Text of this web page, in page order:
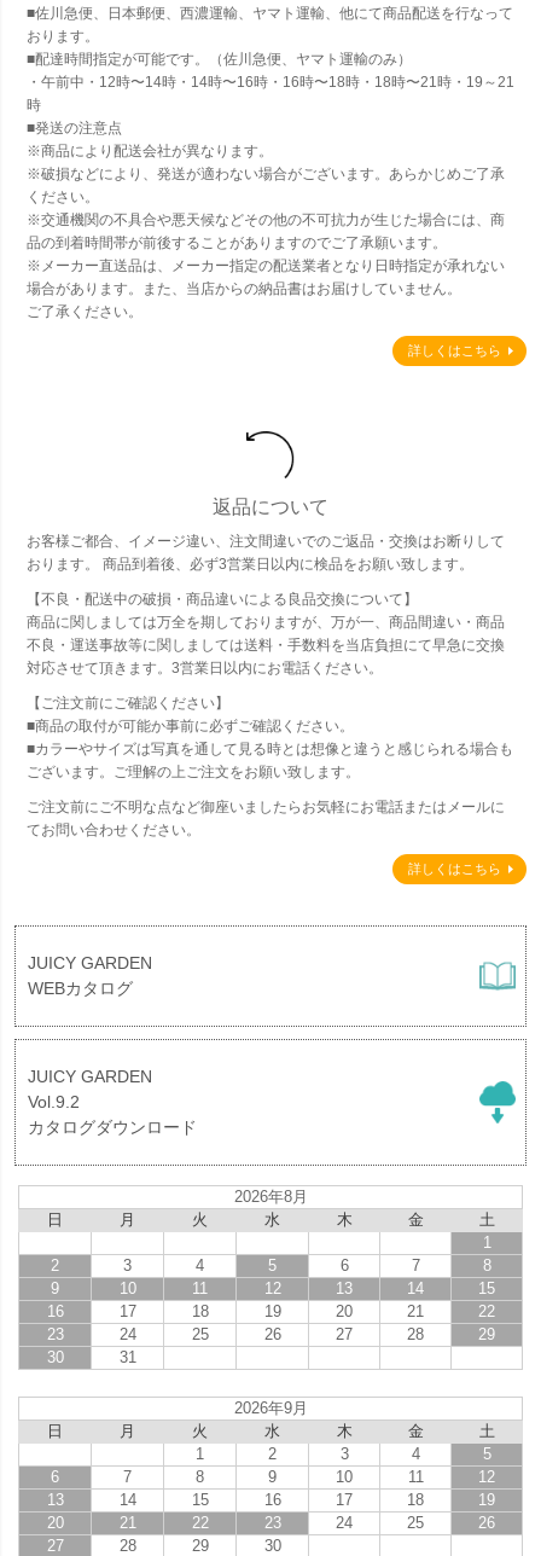
■佐川急便、日本郵便、西濃運輸、ヤマト運輸、他にて商品配送を行なって
おります。
■配達時間指定が可能です。（佐川急便、ヤマト運輸のみ）
・午前中・12時〜14時・14時〜16時・16時〜18時・18時〜21時・19～21
時
■発送の注意点
※商品により配送会社が異なります。
※破損などにより、発送が適わない場合がございます。あらかじめご了承
ください。
※交通機関の不具合や悪天候などその他の不可抗力が生じた場合には、商
品の到着時間帯が前後することがありますのでご了承願います。
※メーカー直送品は、メーカー指定の配送業者となり日時指定が承れない
場合があります。また、当店からの納品書はお届けしていません。
ご了承ください。
詳しくはこちら
返品について
お客様ご都合、イメージ違い、注文間違いでのご返品・交換はお断りして
おります。 商品到着後、必ず3営業日以内に検品をお願い致します。
【不良・配送中の破損・商品違いによる良品交換について】
商品に関しましては万全を期しておりますが、万が一、商品間違い・商品
不良・運送事故等に関しましては送料・手数料を当店負担にて早急に交換
対応させて頂きます。3営業日以内にお電話ください。
【ご注文前にご確認ください】
■商品の取付が可能か事前に必ずご確認ください。
■カラーやサイズは写真を通して見る時とは想像と違うと感じられる場合も
ございます。ご理解の上ご注文をお願い致します。
ご注文前にご不明な点など御座いましたらお気軽にお電話またはメールに
てお問い合わせください。
詳しくはこちら
JUICY GARDEN
WEBカタログ
JUICY GARDEN
Vol.9.2
カタログダウンロード
2026年8月
日
月 火 水 木 金
土
1
2
3 4 5 6 7
8
9
10 11 12 13 14
15
16
17 18 19 20 21
22
23
24 25 26 27 28
29
30
31
2026年9月
日
月 火 水 木 金
土
1
2 3 4
5
6
7 8 9 10 11
12
13
14 15 16 17 18
19
20
21 22 23 24 25
26
27
28 29 30